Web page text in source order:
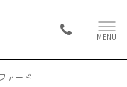
MENU
ァード